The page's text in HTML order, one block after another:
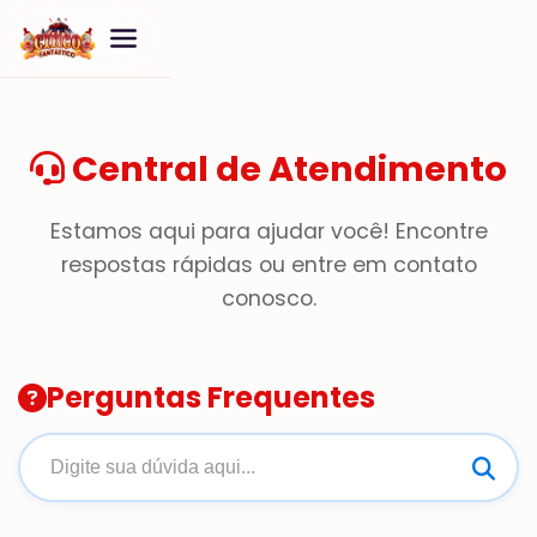
Central de Atendimento
Estamos aqui para ajudar você! Encontre
respostas rápidas ou entre em contato
conosco.
Perguntas Frequentes